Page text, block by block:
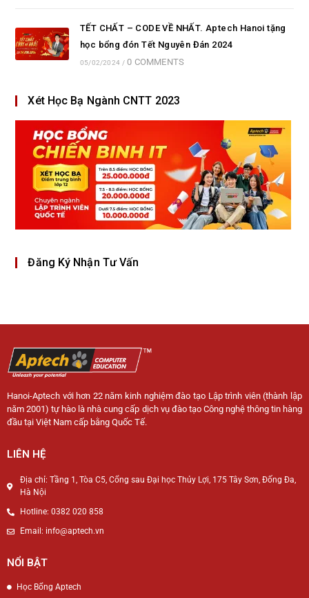
TẾT CHẤT – CODE VỀ NHẤT. Aptech Hanoi tặng
học bổng đón Tết Nguyên Đán 2024
05/02/2024 / 0 COMMENTS
Xét Học Bạ Ngành CNTT 2023
Đăng Ký Nhận Tư Vấn
Hanoi-Aptech với hơn 22 năm kinh nghiệm đào tạo Lập trình viên (thành lập
năm 2001) tự hào là nhà cung cấp dịch vụ đào tạo Công nghệ thông tin hàng
đầu tại Việt Nam cấp bằng Quốc Tế.
LIÊN HỆ
Địa chỉ: Tầng 1, Tòa C5, Cổng sau Đại học Thủy Lợi, 175 Tây Sơn, Đống Đa,
Hà Nội
Hotline: 0382 020 858
Email: info@aptech.vn
NỔI BẬT
Học Bổng Aptech